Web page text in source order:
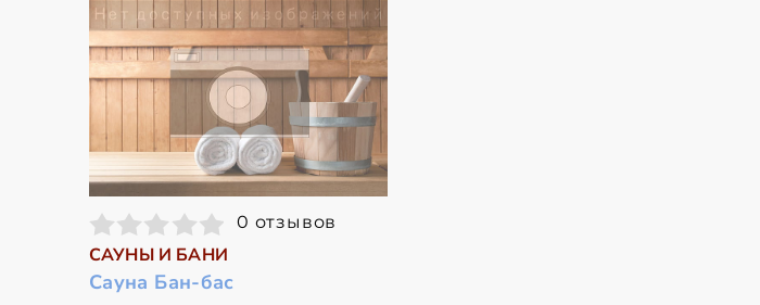
0 отзывов
САУНЫ И БАНИ
Сауна Бан-бас